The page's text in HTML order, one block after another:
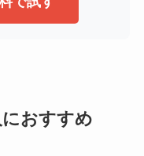
におすすめ